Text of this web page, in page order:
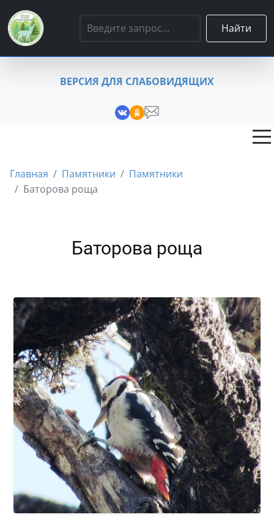
Найти
ВЕРСИЯ ДЛЯ СЛАБОВИДЯЩИХ
Главная Памятники
Памятники
Баторова роща
Баторова роща